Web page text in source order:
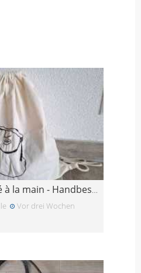
Sac en tissu brodé à la main - Handbestickte Stoff
Vor drei Wochen